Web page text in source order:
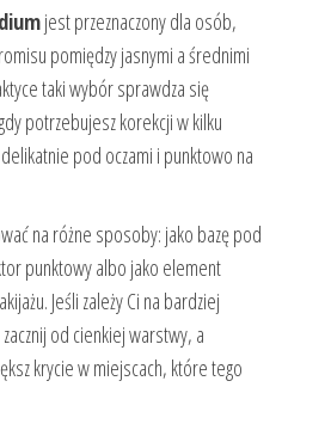
jest przeznaczony dla osób,
pomiędzy jasnymi a średnimi
taki wybór sprawdza się
potrzebujesz korekcji w kilku
pod oczami i punktowo na
na różne sposoby: jako bazę pod
punktowy albo jako element
Jeśli zależy Ci na bardziej
od cienkiej warstwy, a
krycie w miejscach, które tego